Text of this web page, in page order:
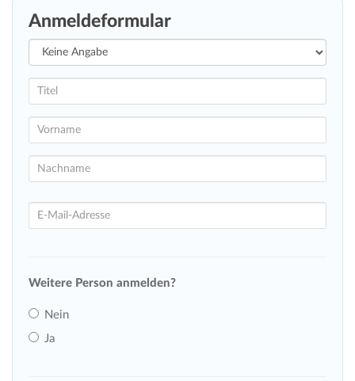
Anmeldeformular
Weitere Person anmelden?
Nein
Ja